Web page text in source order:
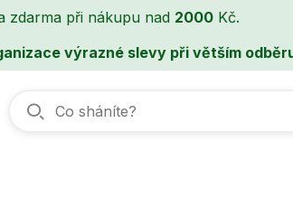
zdarma při nákupu nad 2000 Kč.
výrazné slevy při větším